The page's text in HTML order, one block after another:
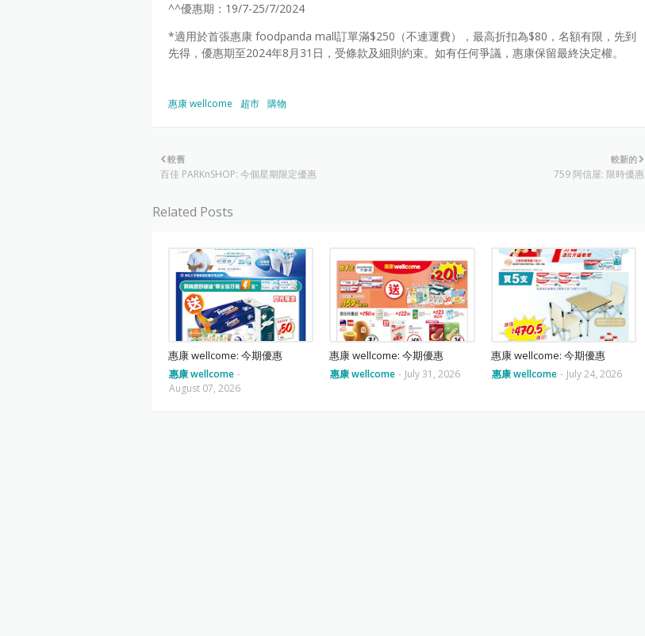
^^優惠期：19/7-25/7/2024
*適用於首張惠康 foodpanda mall訂單滿$250（不連運費），最高折扣為$80，名額有限，先到
先得，優惠期至2024年8月31日，受條款及細則約束。如有任何爭議，惠康保留最終決定權。
惠康 wellcome 超市 購物
較新的
759 阿信屋: 限時優惠
較舊
百佳 PARKnSHOP: 今個星期限定優惠
Related Posts
惠康 wellcome: 今期優惠
惠康 wellcome -
August 07, 2026
惠康 wellcome: 今期優惠
惠康 wellcome - July 31, 2026
惠康 wellcome: 今期優惠
惠康 wellcome - July 24, 2026